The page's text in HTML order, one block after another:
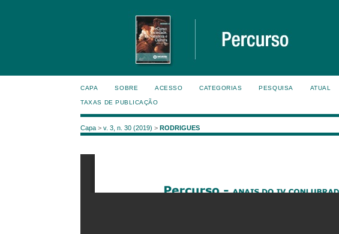
CAPA SOBRE ACESSO CATEGORIAS PESQUISA ATUAL
TAXAS DE PUBLICAÇÃO
Capa >v. 3, n. 30 (2019) >RODRIGUES